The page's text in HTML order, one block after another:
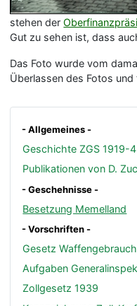
- Allgemeines -
Geschichte ZGS 1919-
Publikationen von D.
- Geschehnisse -
Besetzung Memelland
- Vorschriften -
Gesetz Waffengebrauch
Aufgaben
Zollgesetz 1939
stehen der
Gut zu sehen ist, dass
Das Foto wurde vom
Überlassen des Fotos